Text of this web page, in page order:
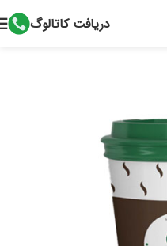
دریافت کاتالوگ